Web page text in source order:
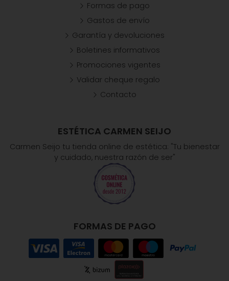
ESTÉTICA CARMEN SEIJO
Carmen Seijo tu tienda online de estética: "Tu bienestar
y cuidado, nuestra razón de ser"
FORMAS DE PAGO
Formas de pago
Gastos de envío
Garantía y devoluciones
Boletines informativos
Promociones vigentes
Validar cheque regalo
Contacto